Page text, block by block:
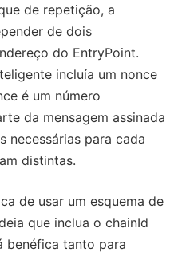
de repetição, a
de dois
do EntryPoint.
incluía um nonce
é um número
da mensagem assinada
necessárias para cada
distintas.
de usar um esquema de
que inclua o chainId
benéfica tanto para